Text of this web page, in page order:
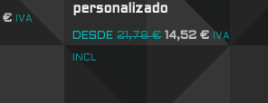
€ IVA
personalizado
DESDE 21,78€ 14,52€ IVA
INCL